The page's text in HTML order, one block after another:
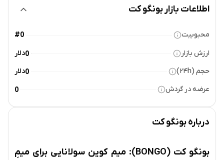
اطلاعات بازار بونگو کت
محبوبیت #0
ارزش بازار 0دلار
حجم (۲۴h)
0دلار
عرضه در گردش
0
دربارهبونگو کت
بونگو کت (BONGO): میم کوین سولانایی برای میمِ